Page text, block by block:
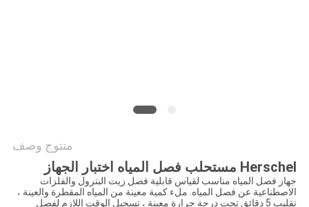
منتوج وصف
Herschel مستحلب فصل المياه اختبار الجهاز
جهاز فصل المياه مناسب لقياس قابلية فصل زيت البترول والفلزات
الاصطناعية عن فصل المياه. ملء كمية معينة من المياه المقطرة والعينة ،
تقليب 5 دقائق تحت درجة حرارة معينة ، تسجيل الوقت اللازم لفصل